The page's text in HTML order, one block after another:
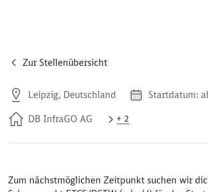
Zur Stellenübersicht
Leipzig, Deutschland Startdatum:
DB InfraGO AG + 2
Zum nächstmöglichen Zeitpunkt suchen wir